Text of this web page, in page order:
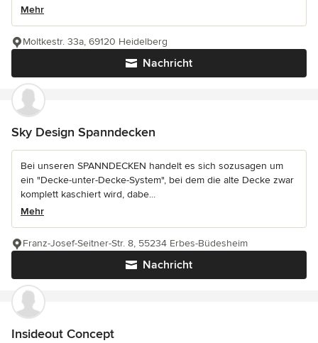
Mehr
Nachricht
Moltkestr. 33a, 69120 Heidelberg
Sky Design Spanndecken
Bei unseren SPANNDECKEN handelt es sich sozusagen um
ein "Decke-unter-Decke-System", bei dem die alte Decke zwar
komplett kaschiert wird, dabe...
Mehr
Nachricht
Franz-Josef-Seitner-Str. 8, 55234 Erbes-Büdesheim
Insideout Concept